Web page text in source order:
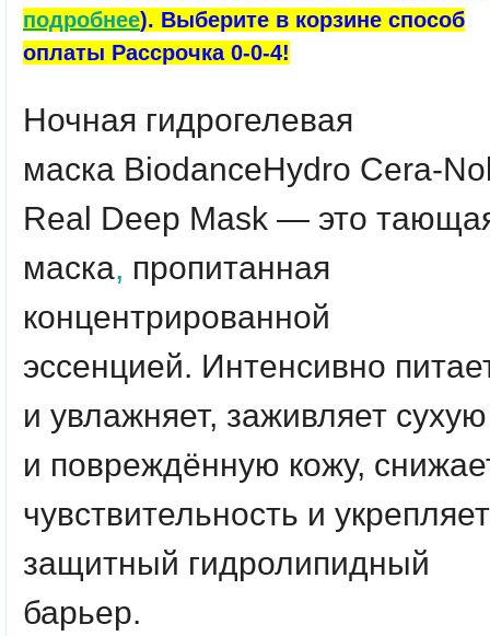
подробнее). Выберите в корзине способ
оплаты Рассрочка 0-0-4!
Ночная гидрогелевая
маска BiodanceHydro Cera-
Real Deep Mask — это
маска, пропитанная
концентрированной
эссенцией. Интенсивно
и увлажняет, заживляет сухую
и повреждённую кожу,
чувствительность и укрепляет
защитный гидролипидный
барьер.